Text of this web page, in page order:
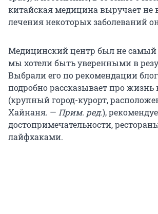
китайская медицина выручает не
лечения некоторых заболеваний
Медицинский центр был не
мы хотели быть уверенными в
Выбрали его по рекомендации
подробно рассказывает про жизнь
(крупный город-курорт,
Хайнаня. — Прим. ред.),
достопримечательности,
лайфхаками.